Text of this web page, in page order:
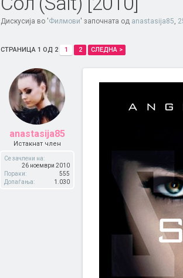
Дискусија во 'Филмови' започната од anastasija85,
СТРАНИЦА 1 ОД 2 1 2 СЛЕДНА >
anastasija85
Истакнат член
Се зачлени на:
26 ноември 2010
Пораки:
555
Допаѓања:
1.030